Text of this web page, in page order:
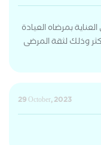
بمرضاه العيادة
وذلك لثقة المرضى
29 October, 2023